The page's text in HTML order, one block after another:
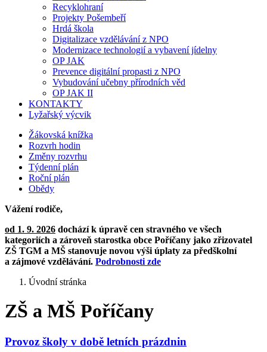
Recyklohraní
Projekty Pošembeří
Hrdá škola
Digitalizace vzdělávání z NPO
Modernizace technologií a vybavení jídelny
OP JAK
Prevence digitální propasti z NPO
Vybudování učebny přírodních věd
OP JAK II
KONTAKTY
Lyžařský výcvik
Žákovská knížka
Rozvrh hodin
Změny rozvrhu
Týdenní plán
Roční plán
Obědy
Vážení rodiče,
od 1. 9. 2026 dochází k úpravě cen stravného ve všech
kategoriích a zároveň starostka obce Poříčany jako zřizovatel
ZŠ TGM a MŠ stanovuje novou výši úplaty za předškolní
a zájmové vzdělávání. Podrobnosti zde
Úvodní stránka
ZŠ a MŠ Poříčany
Provoz školy v době letních prázdnin